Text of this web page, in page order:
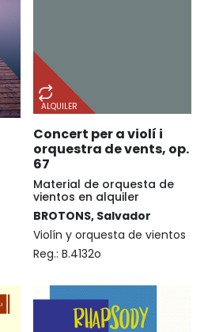
ALQUILER
Concert per a violí i
orquestra de vents, op.
67
Material de orquesta de
vientos en alquiler
BROTONS, Salvador
Violín y orquesta de vientos
Reg.: B.4132o